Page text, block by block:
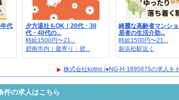
代
夕方退社もOK！20代・30
代・40代の...
時給1500円〜21...
碧南市内｜最寄り：碧...
綺麗な高齢者マンシ
居者の生活介助...
時給1500円〜21...
新浜松駅近く
株式会社kotrio /●NG-H-1895875の求人を
件の求人はこちら